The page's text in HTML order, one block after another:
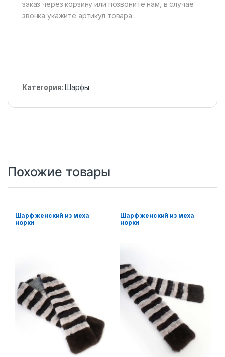
заказ через корзину или позвоните нам, в случае
звонка укажите артикул товара .
Категория:Шарфы
Похожие товары
Шарф женский из меха
норки
Шарф женский из меха
норки